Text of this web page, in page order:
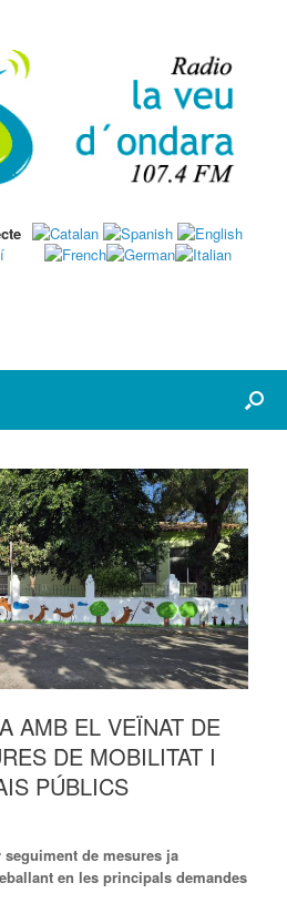
AMB EL VEÏNAT DE
DE MOBILITAT I
PÚBLICS
de mesures ja
en les principals demandes